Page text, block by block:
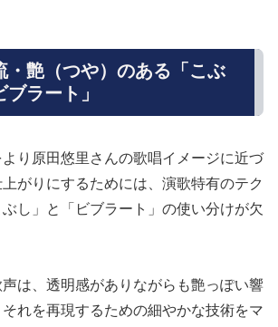
・艶（つや）のある「こぶ
ラート」
より原田悠里さんの歌唱イメージに近づ
がりにするためには、演歌特有のテク
し」と「ビブラート」の使い分けが欠
は、透明感がありながらも艶っぽい響
れを再現するための細やかな技術をマ